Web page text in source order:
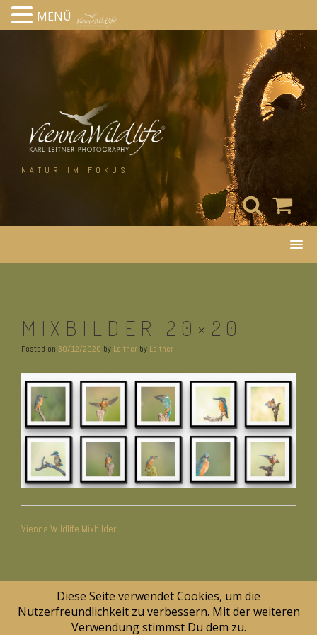
NATUR IM FOKUS
MIXBILDER 20×20
Posted on 30/12/2020 by Leitner by Leitner
Vienna Wildlife Mixbilder
Diese Seite verwendet Cookies, um die
Nutzerfreundlichkeit zu verbessern. Mit der weiteren
Verwendung stimmst Du dem zu.
MENÜ